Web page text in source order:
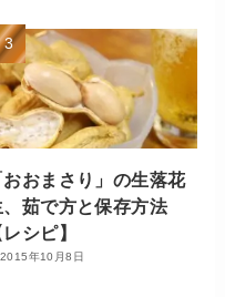
おおまさり」の生落花
、茹で方と保存方法
レシピ】
2015年10月8日